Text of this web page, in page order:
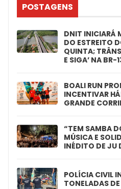
POSTAGENS
DNIT INICIARÁ
DO ESTREITO
QUINTA;
E SIGA’ NA BR-
BOALI RUN
INCENTIVAR
GRANDE
“TEM SAMBA
MÚSICA E
INÉDITO DE JU
POLÍCIA CIVIL
TONELADAS